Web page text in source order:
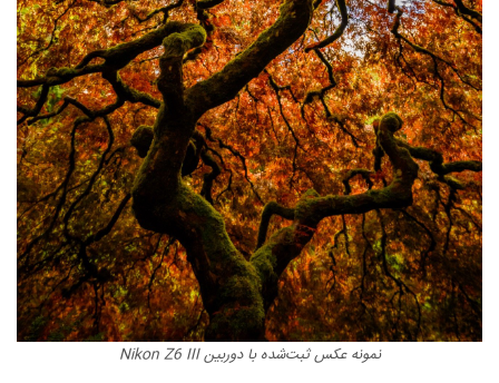
نمونه عکس ثبت‌شده با دوربین Nikon Z6 III